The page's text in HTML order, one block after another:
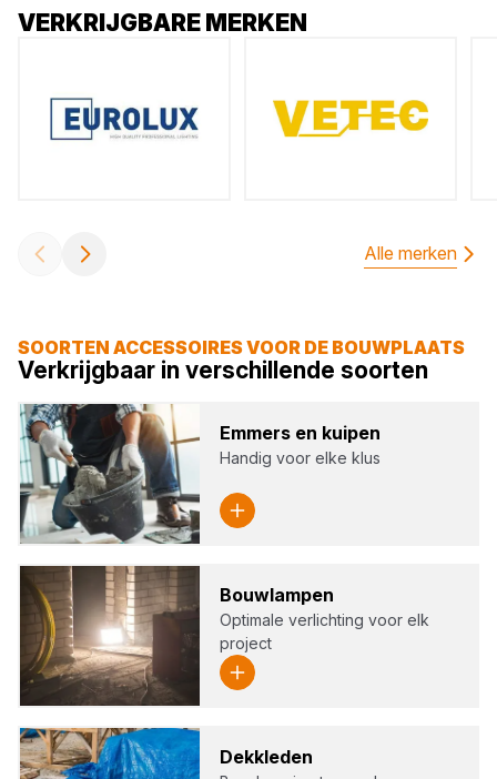
VERKRIJGBARE MERKEN
Alle merken
SOORTEN ACCESSOIRES VOOR DE BOUWPLAATS
Verkrijgbaar in verschillende soorten
Emmers en kui­pen
Handig voor elke klus
Bouw­lam­pen
Optimale verlichting voor elk
project
Dek­kle­den